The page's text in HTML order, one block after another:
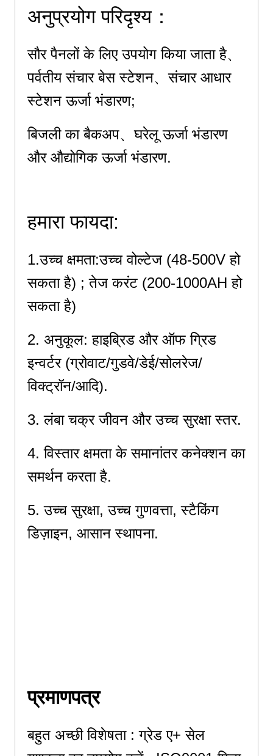
अनुप्रयोग परिदृश्य：
सौर पैनलों के लिए उपयोग किया जाता है、
पर्वतीय संचार बेस स्टेशन、संचार आधार
स्टेशन ऊर्जा भंडारण;
बिजली का बैकअप、घरेलू ऊर्जा भंडारण
और औद्योगिक ऊर्जा भंडारण.
हमारा फायदा:
1.उच्च क्षमता:उच्च वोल्टेज (48-500V हो
सकता है) ; तेज करंट (200-1000AH हो
सकता है)
2. अनुकूल: हाइब्रिड और ऑफ ग्रिड
इन्वर्टर (ग्रोवाट/गुडवे/डेई/सोलरेज/
विक्ट्रॉन/आदि).
3. लंबा चक्र जीवन और उच्च सुरक्षा स्तर.
4. विस्तार क्षमता के समानांतर कनेक्शन का
समर्थन करता है.
5. उच्च सुरक्षा, उच्च गुणवत्ता, स्टैकिंग
डिज़ाइन, आसान स्थापना.
प्रमाणपत्र
बहुत अच्छी विशेषता : ग्रेड ए+ सेल